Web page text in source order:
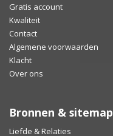
Gratis account
Kwaliteit
Contact
Algemene voorwaarden
Klacht
Over ons
Bronnen & sitemap
Liefde & Relaties